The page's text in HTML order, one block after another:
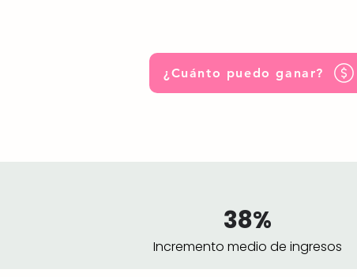
¿Cuánto puedo ganar?
Incremento medio de ingresos
38%